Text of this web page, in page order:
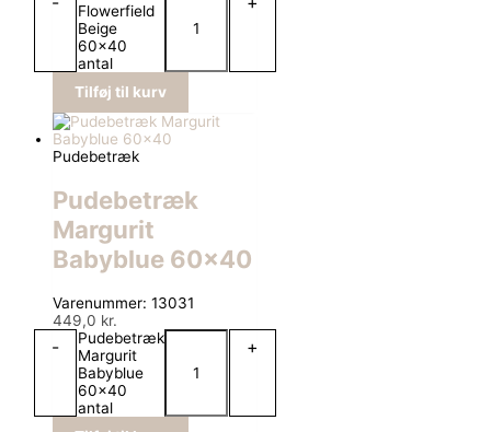
Flowerfield
Beige
60x40
antal
Tilføj til kurv
Pudebetræk
Pudebetræk
Margurit
Babyblue 60×40
Varenummer: 13031
449,0 kr.
-
Pudebetræk
Margurit
Babyblue
60x40
antal
+